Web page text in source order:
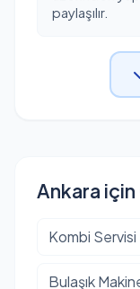
paylaşılır.
Ankara için
Kombi Servisi
Bulaşık